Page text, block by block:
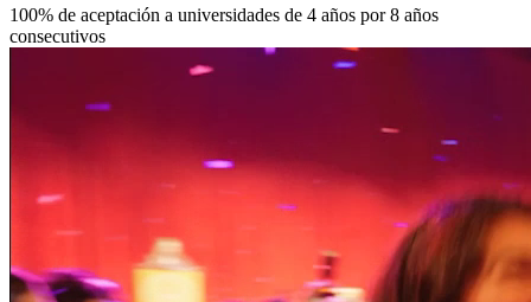
100% de aceptación a universidades de 4 años por 8 años
consecutivos